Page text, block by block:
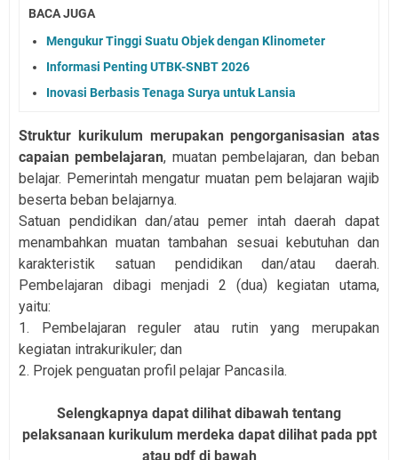
BACA JUGA
Mengukur Tinggi Suatu Objek dengan Klinometer
Informasi Penting UTBK-SNBT 2026
Inovasi Berbasis Tenaga Surya untuk Lansia
Struktur kurikulum merupakan pengorganisasian atas
capaian pembelajaran, muatan pembelajaran, dan beban
belajar. Pemerintah mengatur muatan pem belajaran wajib
beserta beban belajarnya.
Satuan pendidikan dan/atau pemer intah daerah dapat
menambahkan muatan tambahan sesuai kebutuhan dan
karakteristik satuan pendidikan dan/atau daerah.
Pembelajaran dibagi menjadi 2 (dua) kegiatan utama,
yaitu:
1. Pembelajaran reguler atau rutin yang merupakan
kegiatan intrakurikuler; dan
2. Projek penguatan profil pelajar Pancasila.
Selengkapnya dapat dilihat dibawah tentang
pelaksanaan kurikulum merdeka dapat dilihat pada ppt
atau pdf di bawah